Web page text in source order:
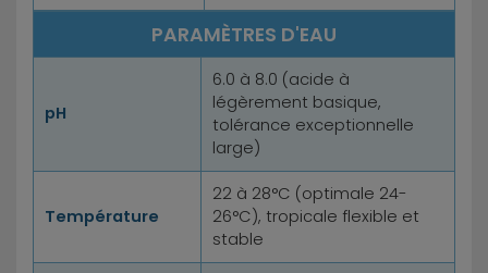
PARAMÈTRES D'EAU
pH
6.0 à 8.0 (acide à
légèrement basique,
tolérance exceptionnelle
large)
Température
22 à 28°C (optimale 24-
26°C), tropicale flexible et
stable